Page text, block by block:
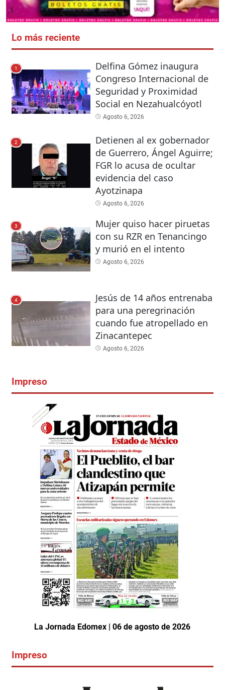
Lo más reciente
1
Delfina Gómez inaugura
Congreso Internacional de
Seguridad y Proximidad
Social en Nezahualcóyotl
Agosto 6, 2026
2
Detienen al ex gobernador
de Guerrero, Ángel Aguirre;
FGR lo acusa de ocultar
evidencia del caso
Ayotzinapa
Agosto 6, 2026
3
Mujer quiso hacer piruetas
con su RZR en Tenancingo
y murió en el intento
Agosto 6, 2026
4
Jesús de 14 años entrenaba
para una peregrinación
cuando fue atropellado en
Zinacantepec
Agosto 6, 2026
Impreso
La Jornada Edomex | 06 de agosto de 2026
Impreso